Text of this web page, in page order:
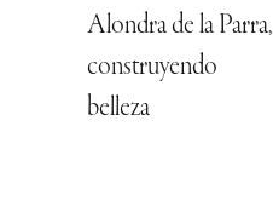
Alondra de la Parra,
construyendo
belleza